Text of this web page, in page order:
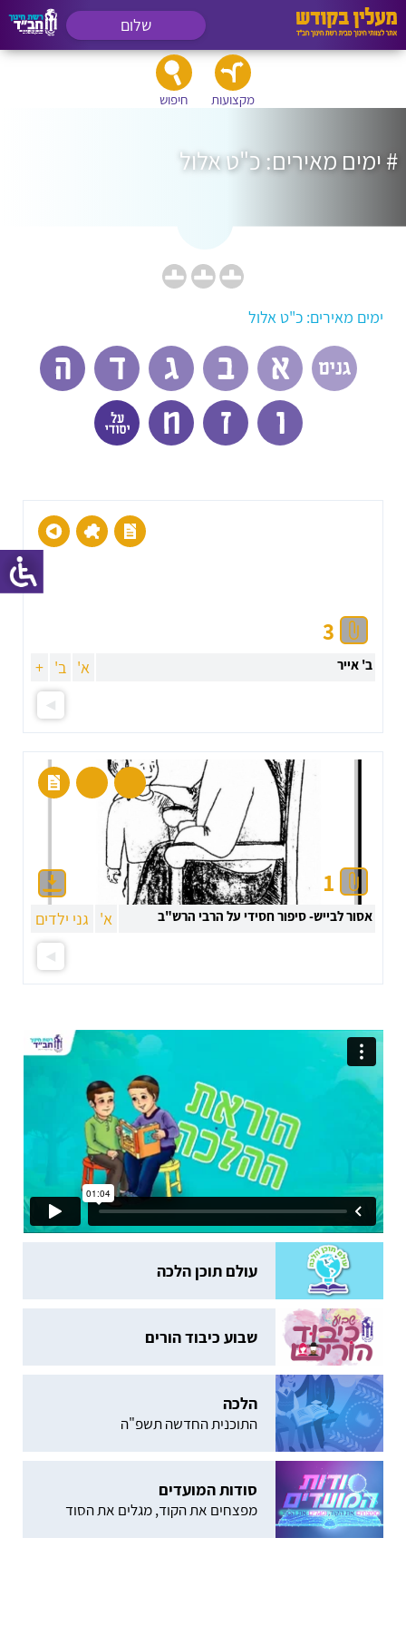
שלום
מקצועות חיפוש
# ימים מאירים: כ"ט אלול
ימים מאירים: כ"ט אלול
3
ב' אייר א' ב' +
1
אסור לבייש- סיפור חסידי על הרבי הרש"ב א' גני ילדים
עולם תוכן הלכה
שבוע כיבוד הורים
הלכה
התוכנית החדשה תשפ"ה
סודות המועדים
מפצחים את הקוד, מגלים את הסוד